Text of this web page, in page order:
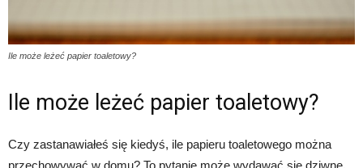
Ile może leżeć papier toaletowy?
Ile może leżeć papier toaletowy?
Czy zastanawiałeś się kiedyś, ile papieru toaletowego można
przechowywać w domu? To pytanie może wydawać się dziwne,